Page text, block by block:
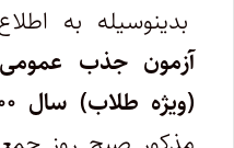
بدینوسیله به
آزمون جذب
(ویژه طلاب) سال ۱۴۰۰